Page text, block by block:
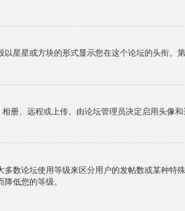
星星或方块的形式显示您在这个论坛的头衔。
册、远程或上传。由论坛管理员决定启用头像
数论坛使用等级来区分用户的发帖数或某种特
低您的等级。